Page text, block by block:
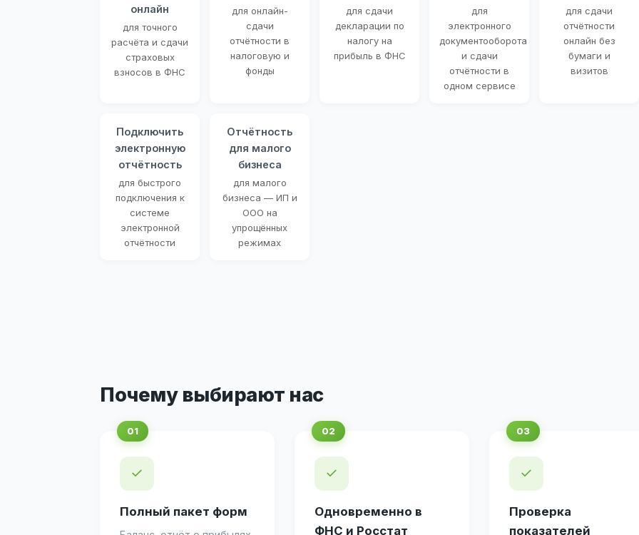
онлайн
для точного
расчёта и сдачи
страховых
взносов в ФНС
для онлайн-
сдачи
отчётности в
налоговую и
фонды
для сдачи
декларации по
налогу на
прибыль в ФНС
для
электронного
документооборота
и сдачи
отчётности в
одном сервисе
для сдачи
отчётности
онлайн без
бумаги и
визитов
Подключить
электронную
отчётность
для быстрого
подключения к
системе
электронной
отчётности
Отчётность
для малого
бизнеса
для малого
бизнеса — ИП и
ООО на
упрощённых
режимах
Почему выбирают нас
✓
Полный пакет форм
✓
Одновременно в
ФНС и Росстат
✓
Проверка
показателей